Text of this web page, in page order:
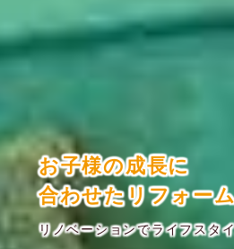
お子様の成長に
合わせたリフォー
リノベーションでライフスタ